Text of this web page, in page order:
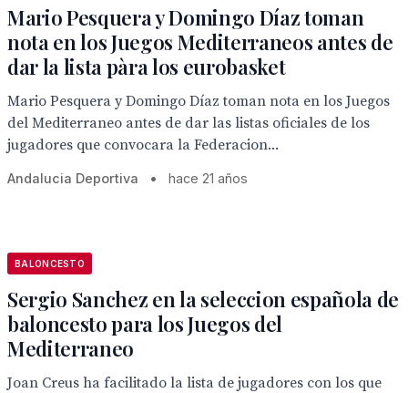
Mario Pesquera y Domingo Díaz toman
nota en los Juegos Mediterraneos antes de
dar la lista pàra los eurobasket
Mario Pesquera y Domingo Díaz toman nota en los Juegos
del Mediterraneo antes de dar las listas oficiales de los
jugadores que convocara la Federacion...
Andalucia Deportiva • hace 21 años
BALONCESTO
Sergio Sanchez en la seleccion española de
baloncesto para los Juegos del
Mediterraneo
Joan Creus ha facilitado la lista de jugadores con los que